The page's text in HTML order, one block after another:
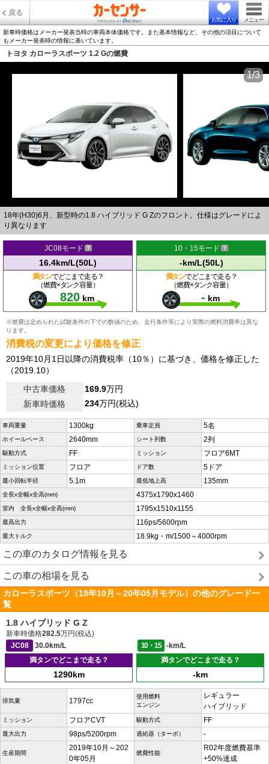
戻る
お気に入り メニュー
新車時価格はメーカー発表当時の車両本体価格です。また基本情報など、その他の項目について
もメーカー発表時の情報に基いています。
トヨタ カローラスポーツ 1.2 Gの燃費
18年(H30)6月、新型時の1.8 ハイブリッド G Zのフロント。仕様はグレードによ
り異なります
1/3
JC08モード
16.4km/L(50L)
満タンでどこまで走る？
（燃費×タンク容量）
820 km
10・15モード
-km/L(50L)
満タンでどこまで走る？
（燃費×タンク容量）
- km
※燃費は定められた試験条件の下での数値のため、走行条件等により実際の燃料消費率は異な
ります。
消費税の変更により価格を修正
2019年10月1日以降の消費税率（10％）に基づき、価格を修正した
（2019.10）
中古車価格
169.9万円
新車時価格
234万円(税込)
車両重量 1300kg 乗車定員 5名
ホイールベース 2640mm シート列数 2列
駆動方式 FF ミッション フロア6MT
ミッション位置 フロア ドア数 5ドア
最小回転半径 5.1m 最低地上高 135mm
全長x全幅x全高(mm) 4375x1790x1460
室内 全長x全幅x全高(mm) 1795x1510x1155
最高出力 116ps/5600rpm
最大トルク 18.9kg・m/1500～4000rpm
この車のカタログ情報を見る
この車の相場を見る
カローラスポーツ（19年10月～20年05月モデル）の他のグレード一
覧
1.8 ハイブリッド G Z
新車時価格282.5万円(税込)
JC08
30.0km/L 10・15
-km/L
満タンでどこまで走る？
1290km
満タンでどこまで走る？
-km
排気量 1797cc
使用燃料
エンジン
レギュラー
ハイブリッド
ミッション フロアCVT 駆動方式 FF
最大出力 98ps/5200rpm 過給器（ターボ） -
生産期間
2019年10月～202
0年05月
燃費性能
R02年度燃費基準
+50%達成